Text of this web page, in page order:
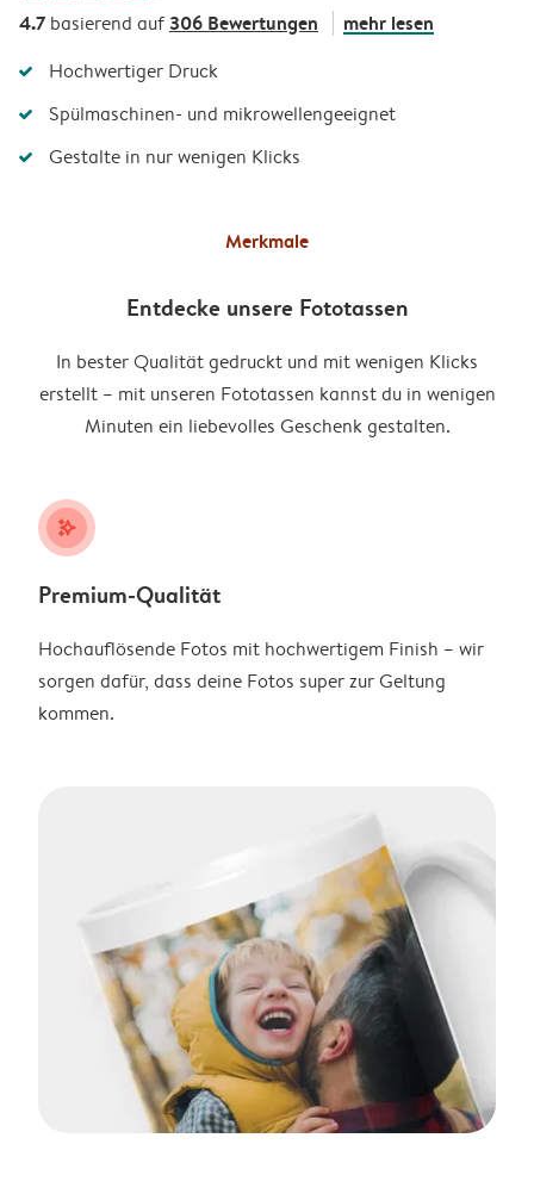
4.7 basierend auf306 Bewertungen mehr lesen
Hochwertiger Druck
Spülmaschinen- und mikrowellengeeignet
Gestalte in nur wenigen Klicks
Merkmale
Entdecke unsere Fototassen
In bester Qualität gedruckt und mit wenigen Klicks
erstellt – mit unseren Fototassen kannst du in wenigen
Minuten ein liebevolles Geschenk gestalten.
stars_plus
Premium-Qualität
Hochauflösende Fotos mit hochwertigem Finish – wir
sorgen dafür, dass deine Fotos super zur Geltung
kommen.